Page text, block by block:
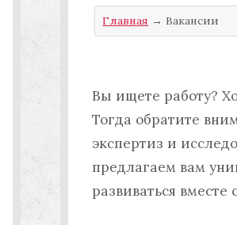
Главная → Вакансии
Вы ищете работу?
Тогда обратите
экспертиз и
предлагаем вам
развиваться вместе